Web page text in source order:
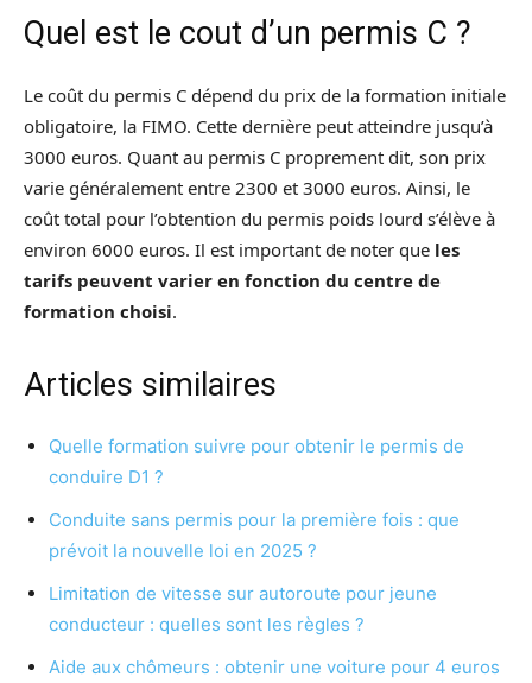
Quel est le cout d’un permis C ?
Le coût du permis C dépend du prix de la formation initiale
obligatoire, la FIMO. Cette dernière peut atteindre jusqu’à
3000 euros. Quant au permis C proprement dit, son prix
varie généralement entre 2300 et 3000 euros. Ainsi, le
coût total pour l’obtention du permis poids lourd s’élève à
environ 6000 euros. Il est important de noter que les
tarifs peuvent varier en fonction du centre de
formation choisi.
Articles similaires
Quelle formation suivre pour obtenir le permis de
conduire D1 ?
Conduite sans permis pour la première fois : que
prévoit la nouvelle loi en 2025 ?
Limitation de vitesse sur autoroute pour jeune
conducteur : quelles sont les règles ?
Aide aux chômeurs : obtenir une voiture pour 4 euros